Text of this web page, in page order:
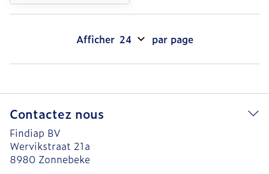
Afficher par page
Contactez nous
Findiap BV
Wervikstraat 21a
8980 Zonnebeke